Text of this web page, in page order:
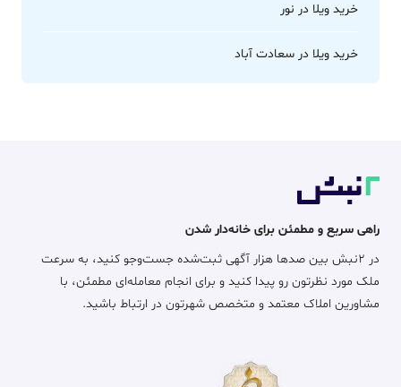
خرید ویلا در نور
خرید ویلا در سعادت آباد
راهی سریع و مطمئن برای خانه‌دار شدن
در ۲نبش بین صدها هزار آگهی ثبت‌شده جست‌وجو کنید، به سرعت
ملک مورد نظرتون رو پیدا کنید و برای انجام معامله‌ای مطمئن، با
مشاورین املاک معتمد و متخصص شهرتون در ارتباط باشید.